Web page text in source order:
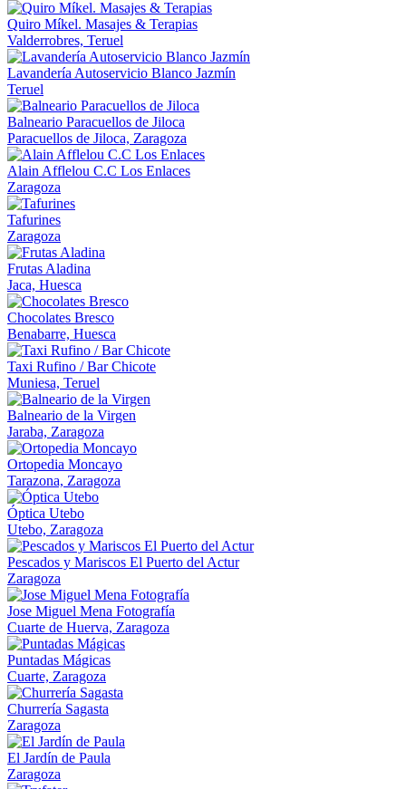
Quiro Míkel. Masajes & Terapias
Valderrobres, Teruel
Lavandería Autoservicio Blanco Jazmín
Teruel
Balneario Paracuellos de Jiloca
Paracuellos de Jiloca, Zaragoza
Alain Afflelou C.C Los Enlaces
Zaragoza
Tafurines
Zaragoza
Frutas Aladina
Jaca, Huesca
Chocolates Bresco
Benabarre, Huesca
Taxi Rufino / Bar Chicote
Muniesa, Teruel
Balneario de la Virgen
Jaraba, Zaragoza
Ortopedia Moncayo
Tarazona, Zaragoza
Óptica Utebo
Utebo, Zaragoza
Pescados y Mariscos El Puerto del Actur
Zaragoza
Jose Miguel Mena Fotografía
Cuarte de Huerva, Zaragoza
Puntadas Mágicas
Cuarte, Zaragoza
Churrería Sagasta
Zaragoza
El Jardín de Paula
Zaragoza